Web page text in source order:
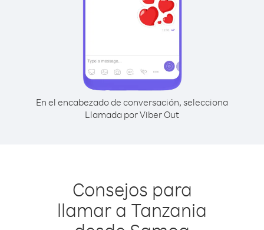
En el encabezado de conversación, selecciona
Llamada por Viber Out
Consejos para
llamar a Tanzania